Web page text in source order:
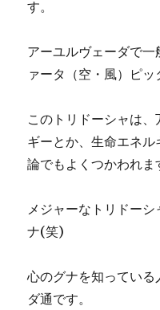
す。
アーユルヴェーダで
ァータ（空・風）ピッ
このトリドーシャは
ギーとか、生命エネ
論でもよくつかわれま
メジャーなトリドー
ナ(笑)
心のグナを知ってい
ダ通です。